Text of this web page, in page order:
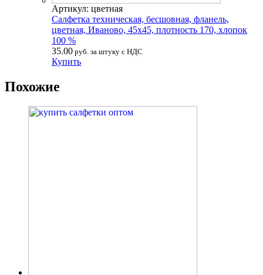
Артикул: цветная
Салфетка техническая, бесшовная, фланель,
цветная, Иваново, 45х45, плотность 170, хлопок
100 %
35.00 руб. за штуку с НДС
Купить
Похожие